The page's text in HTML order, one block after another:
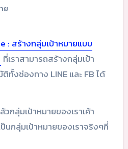
ย
: สร้างกลุ่มเป้าหมายแบบ
ที่เราสามารถสร้างกลุ่มเป้า
ทั้งช่องทาง LINE และ FB ได้
กลุ่มเป้าหมายของเราเค้า
นกลุ่มเป้าหมายของเราจริงๆกี่